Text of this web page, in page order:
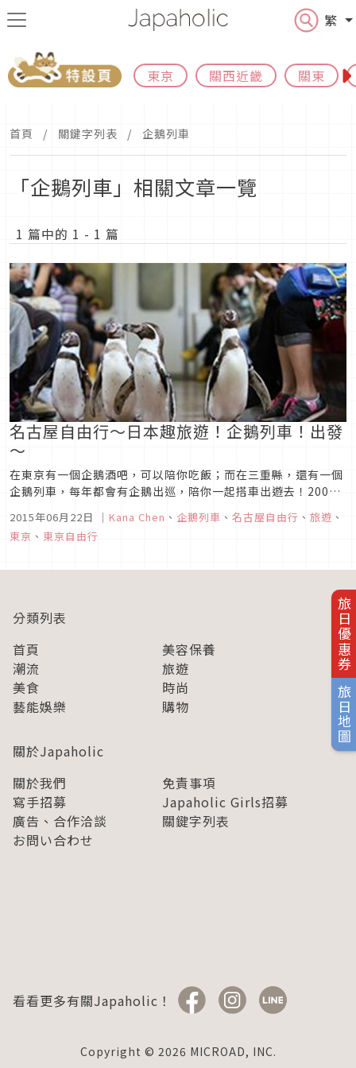
繁
東京 關西近畿 關東
旅日優惠券
旅日地圖
首頁 關鍵字列表 企鵝列車
「企鵝列車」相關文章一覽
1 篇中的 1 - 1 篇
名古屋自由行〜日本趣旅遊！企鵝列車！出發
～
在東京有一個企鵝酒吧，可以陪你吃飯；而在三重縣，還有一個
企鵝列車，每年都會有企鵝出巡，陪你一起搭車出遊去！2009
年11月開始，三重縣鳥羽市的「志摩海洋世界」水族館，出借了
一隻叫做「志摩」的企鵝擔任車站站長，並掀起一股動物觀光特
使的旋風！如今這隻企鵝雖然已經不在人世，但為了延續志摩的
2015年06月22日 ｜ Kana Chen 、 企鵝列車 、 名古屋自由行 、 旅遊 、
東京 、 東京自由行
分類列表
首頁
美容保養
潮流
旅遊
美食
時尚
藝能娛樂
購物
關於Japaholic
關於我們
免責事項
寫手招募
Japaholic Girls招募
廣告、合作洽談
關鍵字列表
お問い合わせ
看看更多有關Japaholic！
Copyright © 2026 MICROAD, INC.